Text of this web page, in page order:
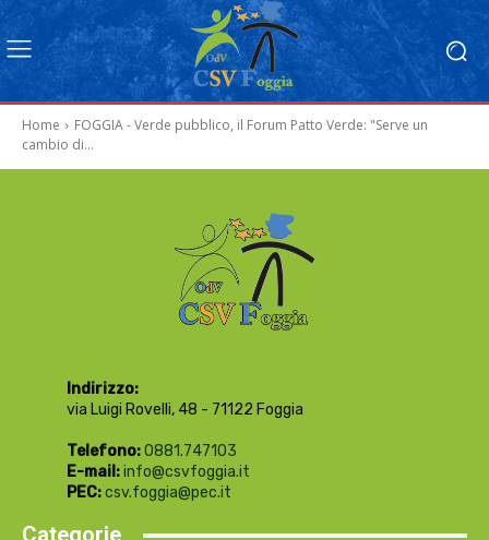
Home
FOGGIA - Verde pubblico, il Forum Patto Verde: "Serve un
cambio di...
Indirizzo:
via Luigi Rovelli, 48 - 71122 Foggia
Telefono:0881.747103
E-mail:info@csvfoggia.it
PEC:csv.foggia@pec.it